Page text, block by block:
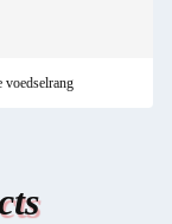
voedselrang